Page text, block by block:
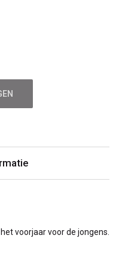
voorjaar voor de jongens.